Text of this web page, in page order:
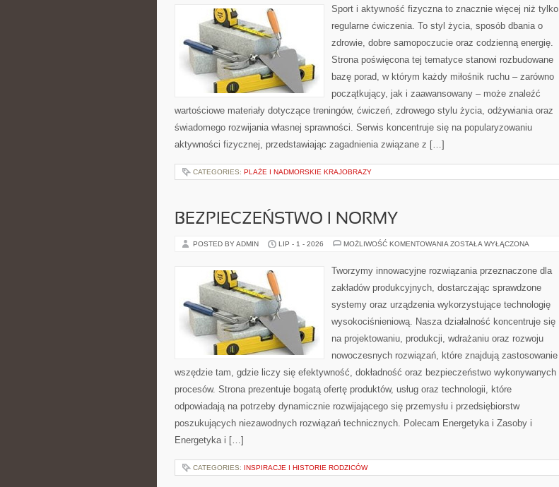
Sport i aktywność fizyczna to znacznie więcej niż tylko
regularne ćwiczenia. To styl życia, sposób dbania o
zdrowie, dobre samopoczucie oraz codzienną energię.
Strona poświęcona tej tematyce stanowi rozbudowane
bazę porad, w którym każdy miłośnik ruchu – zarówno
początkujący, jak i zaawansowany – może znaleźć
wartościowe materiały dotyczące treningów, ćwiczeń, zdrowego stylu życia, odżywiania oraz
świadomego rozwijania własnej sprawności. Serwis koncentruje się na popularyzowaniu
aktywności fizycznej, przedstawiając zagadnienia związane z […]
CATEGORIES: PLAŻE I NADMORSKIE KRAJOBRAZY
BEZPIECZEŃSTWO I NORMY
POSTED BY ADMIN LIP - 1 - 2026 MOŻLIWOŚĆ KOMENTOWANIA BEZPIECZEŃSTWO
ZOSTAŁA WYŁĄCZONA
Tworzymy innowacyjne rozwiązania przeznaczone dla
zakładów produkcyjnych, dostarczając sprawdzone
systemy oraz urządzenia wykorzystujące technologię
wysokociśnieniową. Nasza działalność koncentruje się
na projektowaniu, produkcji, wdrażaniu oraz rozwoju
nowoczesnych rozwiązań, które znajdują zastosowanie
wszędzie tam, gdzie liczy się efektywność, dokładność oraz bezpieczeństwo wykonywanych
procesów. Strona prezentuje bogatą ofertę produktów, usług oraz technologii, które
odpowiadają na potrzeby dynamicznie rozwijającego się przemysłu i przedsiębiorstw
poszukujących niezawodnych rozwiązań technicznych. Polecam Energetyka i Zasoby i
Energetyka i […]
CATEGORIES: INSPIRACJE I HISTORIE RODZICÓW